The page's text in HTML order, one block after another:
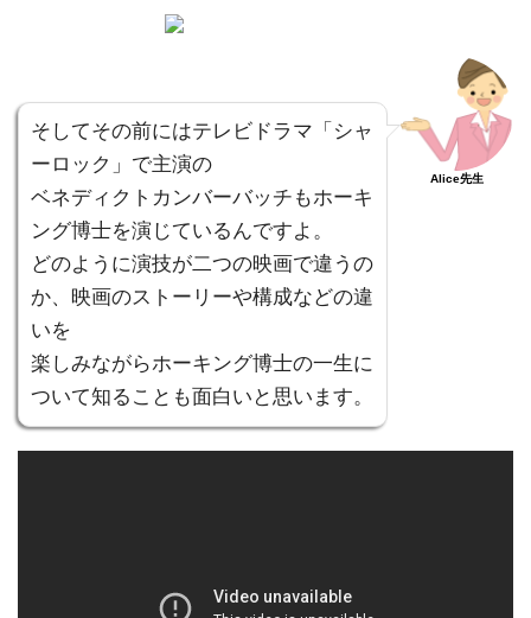
そしてその前にはテレビドラマ「シャ
ーロック」で主演の
ベネディクトカンバーバッチもホーキ
ング博士を演じているんですよ。
どのように演技が二つの映画で違うの
か、映画のストーリーや構成などの違
いを
楽しみながらホーキング博士の一生に
ついて知ることも面白いと思います。
Alice先生